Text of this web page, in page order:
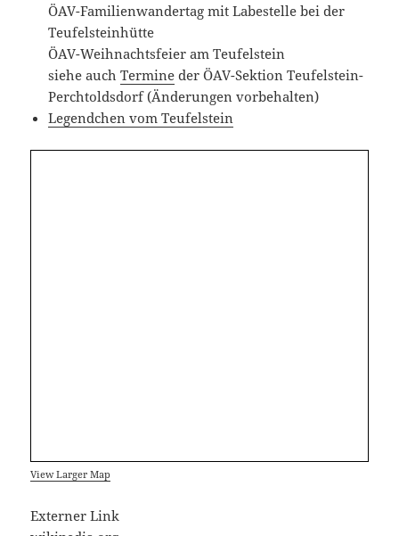
ÖAV-Familienwandertag mit Labestelle bei der
Teufelsteinhütte
ÖAV-Weihnachtsfeier am Teufelstein
siehe auchTermine der ÖAV-Sektion Teufelstein-
Perchtoldsdorf (Änderungen vorbehalten)
Legendchen vom Teufelstein
View Larger Map
Externer Link